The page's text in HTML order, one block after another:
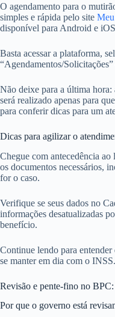
O agendamento para o
simples e rápida pelo site
disponível para Android e
Basta acessar a plataforma,
“Agendamentos/
Não deixe para a última hora:
será realizado apenas para
para conferir dicas para um
Dicas para agilizar o
Chegue com antecedência
os documentos necessários,
for o caso.
Verifique se seus dados no
informações desatualizadas
benefício.
Continue lendo para
se manter em dia com o INSS.
Revisão e pente-fino no
Por que o governo está